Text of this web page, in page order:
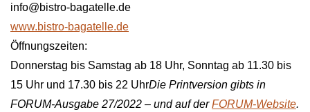
info@bistro-bagatelle.de
www.bistro-bagatelle.de
Öffnungszeiten:
Donnerstag bis Samstag ab 18 Uhr, Sonntag ab 11.30 bis
15 Uhr und 17.30 bis 22 UhrDie Printversion gibts in
FORUM-Ausgabe 27/2022 – und auf derFORUM-Website.